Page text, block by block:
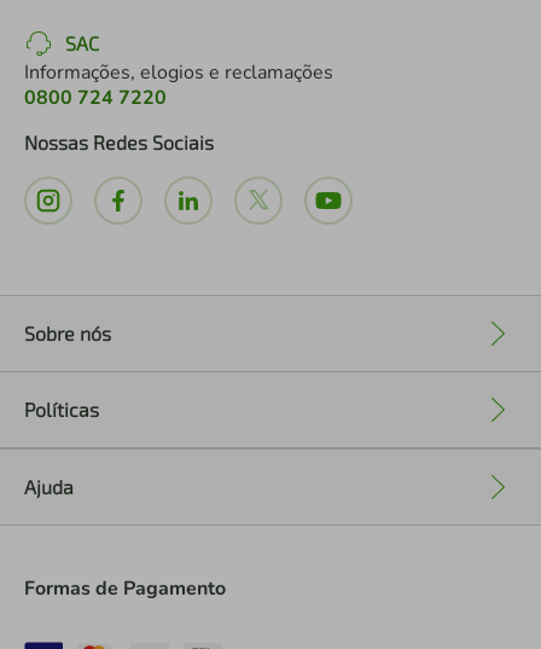
SAC
Informações, elogios e reclamações
0800 724 7220
Nossas Redes Sociais
Sobre nós
Políticas
Ajuda
Formas de Pagamento